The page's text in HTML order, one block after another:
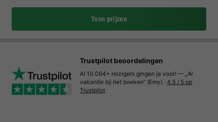
Toon prijzen
Trustpilot beoordelingen
Al 10.064+ reizigers gingen je voor! — „Al
vakantie bij het boeken“ (Emy) · 4.5 / 5 op
Trustpilot